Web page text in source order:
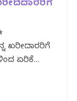
ಖರೀದಿದಾರರಿಗೆ
ಏರಿಕೆ...